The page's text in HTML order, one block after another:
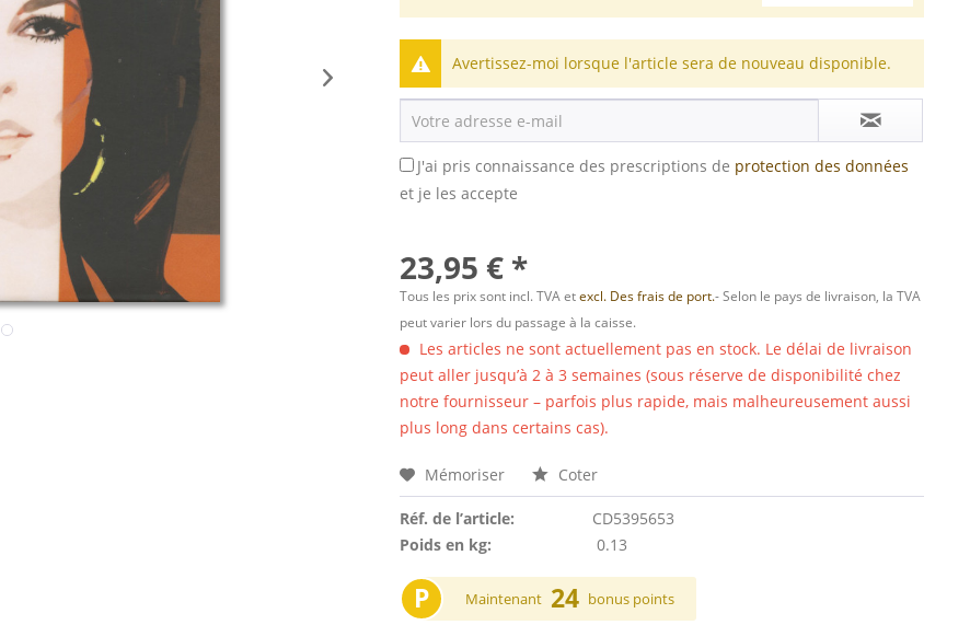
Avertissez-moi lorsque l'article sera de nouveau disponible.
J'ai pris connaissance des prescriptions de protection des données
et je les accepte
23,95 € *
Tous les prix sont incl. TVA etexcl. Des frais de port.- Selon le pays de livraison, la TVA
peut varier lors du passage à la caisse.
Les articles ne sont actuellement pas en stock. Le délai de livraison
peut aller jusqu’à 2 à 3 semaines (sous réserve de disponibilité chez
notre fournisseur – parfois plus rapide, mais malheureusement aussi
plus long dans certains cas).
Mémoriser Coter
Réf. de l’article:
CD5395653
Poids en kg:
0.13
P Maintenant 24 bonus points